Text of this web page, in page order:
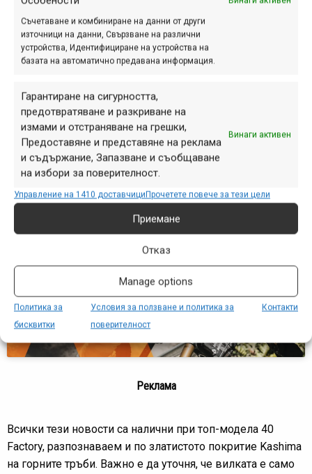
Съчетаване и комбиниране на данни от други
източници на данни, Свързване на различни
устройства, Идентифициране на устройства на
базата на автоматично предавана информация.
Гарантиране на сигурността,
предотвратяване и разкриване на
измами и отстраняване на грешки,
Предоставяне и представяне на реклама
и съдържание, Запазване и съобщаване
на избори за поверителност.
Винаги активен
Управление на 1410 доставчициПрочетете повече за тези цели
Приемане
Отказ
Manage options
Политика за
бисквитки
Условия за ползване и политика за
поверителност
Контакти
добра работа на вилката, запазвайки досегашните
характеристики за максимална чувствителност в
началото на хода, добра поддръжка в средната част и
широките възможности за настройка в цели четири
насоки – и на сгъването, и на разгъването, както при
висока, така и при ниска скорост.
Всичко това можете да видите и в това видео-
представяне на новата вилка:
Кликнете 'Съгласен съм', за да
Политика за бисквитки
Съгласен съм
Реклама
Всички тези новости са налични при топ-модела 40
Factory, разпознаваем и по златистото покритие Kashima
на горните тръби. Важно е да уточня, че вилката е само